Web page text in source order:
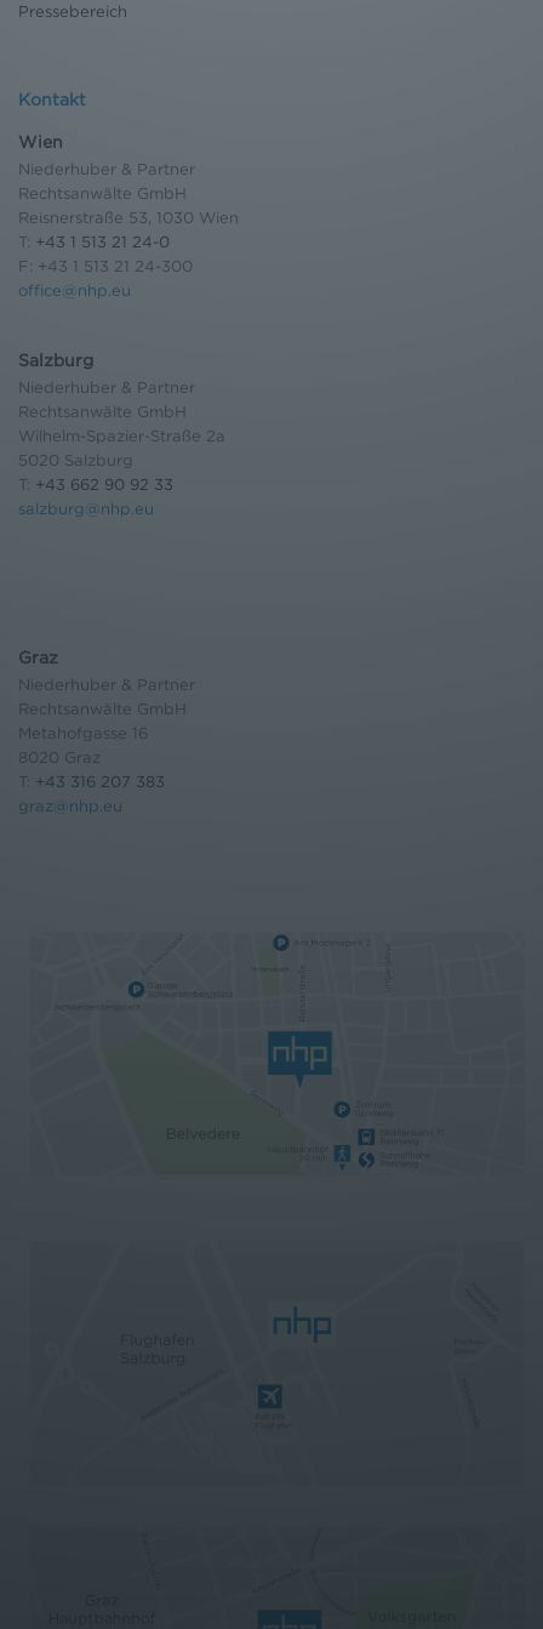
Pressebereich
Kontakt
Wien
Niederhuber & Partner
Rechtsanwälte GmbH
Reisnerstraße 53, 1030 Wien
T: +43 1 513 21 24-0
F: +43 1 513 21 24-300
office@nhp.eu
Salzburg
Niederhuber & Partner
Rechtsanwälte GmbH
Wilhelm-Spazier-Straße 2a
5020 Salzburg
T: +43 662 90 92 33
salzburg@nhp.eu
Graz
Niederhuber & Partner
Rechtsanwälte GmbH
Metahofgasse 16
8020 Graz
T: +43 316 207 383
graz@nhp.eu